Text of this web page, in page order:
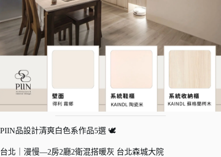
PIIN品設計清爽白色系作品5選 🕊️
台北｜漫慢—2房2廳2衛混搭暖灰 台北森城大院